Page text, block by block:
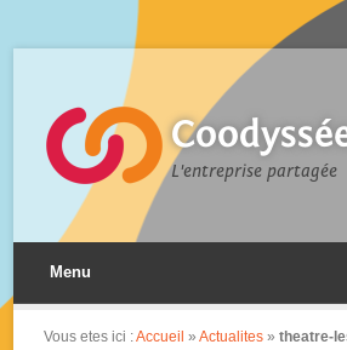
L'entreprise partagée
Menu
Vous etes ici :Accueil »Actualites »theatre-